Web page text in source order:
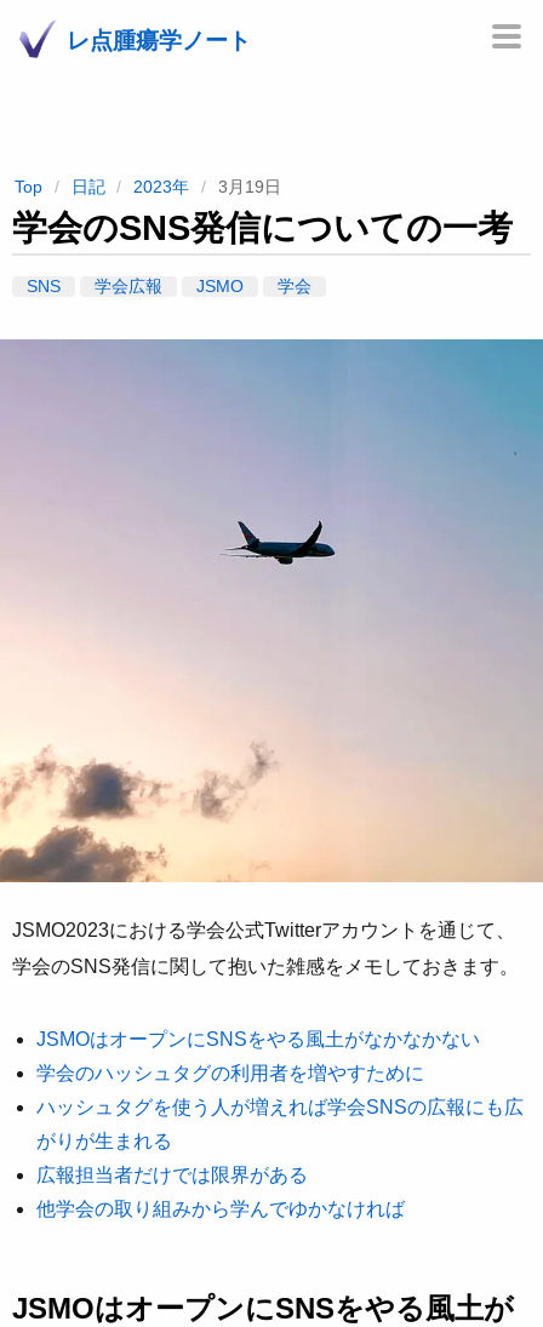
レ点腫瘍学ノート
Top 日記 2023年 3月19日
学会のSNS発信についての一考
SNS 学会広報 JSMO 学会
JSMO2023における学会公式Twitterアカウントを通じて、
学会のSNS発信に関して抱いた雑感をメモしておきます。
JSMOはオープンにSNSをやる風土がなかなかない
学会のハッシュタグの利用者を増やすために
ハッシュタグを使う人が増えれば学会SNSの広報にも広
がりが生まれる
広報担当者だけでは限界がある
他学会の取り組みから学んでゆかなければ
JSMOはオープンにSNSをやる風土が